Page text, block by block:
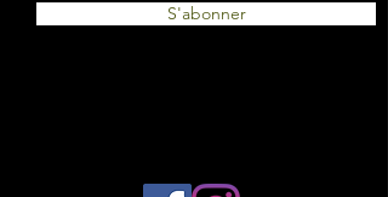
S'abonner